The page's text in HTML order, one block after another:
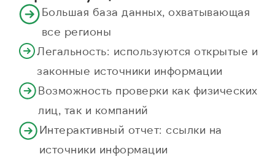
Большая база данных, охватывающая
все регионы
Легальность: используются открытые и
законные источники информации
Возможность проверки как физических
лиц, так и компаний
Интерактивный отчет: ссылки на
источники информации